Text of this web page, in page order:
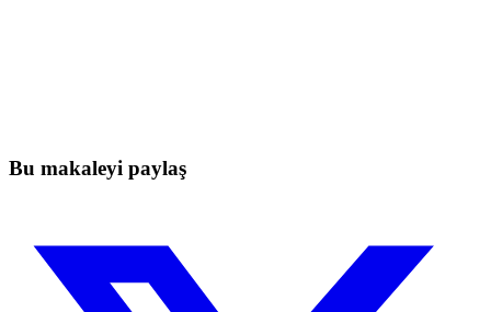
Bu makaleyi paylaş